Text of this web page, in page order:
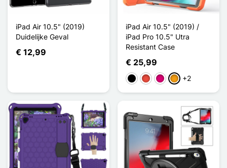
iPad Air 10.5" (2019)
Duidelijke Geval
€ 12,99
iPad Air 10.5" (2019) /
iPad Pro 10.5" Utra
Resistant Case
€ 25,99
ZwartRoodMagenta
Oranje
+2